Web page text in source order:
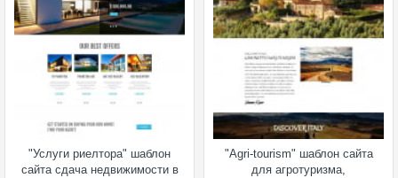
"Услуги риелтора" шаблон
сайта сдача недвижимости в
"Agri-tourism" шаблон сайта
для агротуризма,